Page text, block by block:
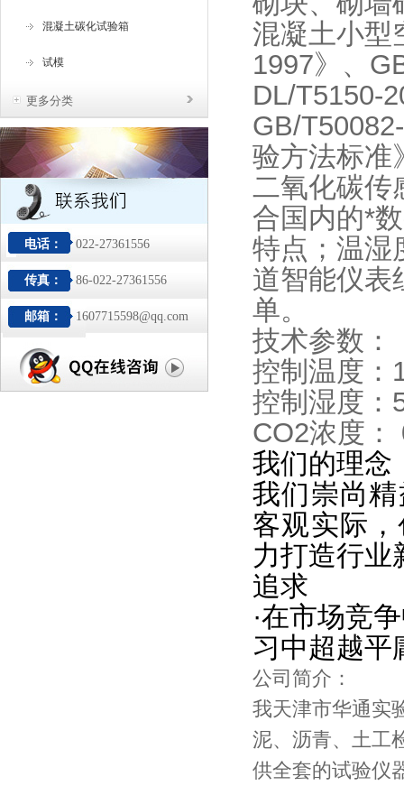
混凝土碳化试验箱
试模
更多分类
电话： 022-27361556
传真： 86-022-27361556
邮箱： 1607715598@qq.com
混凝土小型
1997》 、
DL/T5150-
GB/
验方法标准
二氧化碳传
合国内的*
特点；温湿
道智能仪表
单。
技术参数：
控制温度：
控制湿度
CO2浓度
我们的理念
我们崇尚
客观实际
力打造行业
追求
·在市场竞
习中超越平
公司简介：
我天津市华通实
泥、沥青、土工
供全套的试验仪